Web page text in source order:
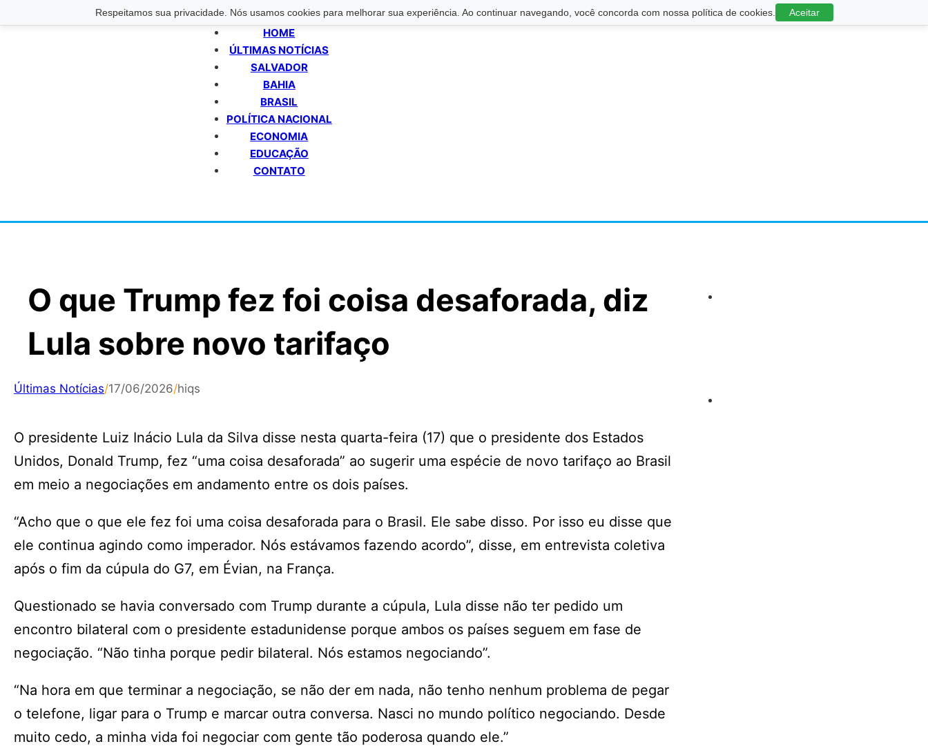
Respeitamos sua privacidade. Nós usamos cookies para melhorar sua experiência. Ao continuar navegando, você concorda com nossa política de cookies. Aceitar
HOME
ÚLTIMAS NOTÍCIAS
SALVADOR
BAHIA
BRASIL
POLÍTICA NACIONAL
ECONOMIA
EDUCAÇÃO
CONTATO
O que Trump fez foi coisa desaforada, diz
Lula sobre novo tarifaço
Últimas Notícias/17/06/2026/hiqs
O presidente Luiz Inácio Lula da Silva disse nesta quarta-feira (17) que o presidente dos Estados
Unidos, Donald Trump, fez “uma coisa desaforada” ao sugerir uma espécie de novo tarifaço ao Brasil
em meio a negociações em andamento entre os dois países.
“Acho que o que ele fez foi uma coisa desaforada para o Brasil. Ele sabe disso. Por isso eu disse que
ele continua agindo como imperador. Nós estávamos fazendo acordo”, disse, em entrevista coletiva
após o fim da cúpula do G7, em Évian, na França.
Questionado se havia conversado com Trump durante a cúpula, Lula disse não ter pedido um
encontro bilateral com o presidente estadunidense porque ambos os países seguem em fase de
negociação. “Não tinha porque pedir bilateral. Nós estamos negociando”.
“Na hora em que terminar a negociação, se não der em nada, não tenho nenhum problema de pegar
o telefone, ligar para o Trump e marcar outra conversa. Nasci no mundo político negociando. Desde
muito cedo, a minha vida foi negociar com gente tão poderosa quando ele.”